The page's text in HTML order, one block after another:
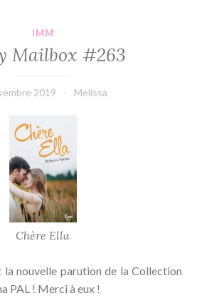
IMM
Mailbox #263
2019 Melissa
Chère Ella
la nouvelle parution de la Collection
PAL ! Merci à eux !